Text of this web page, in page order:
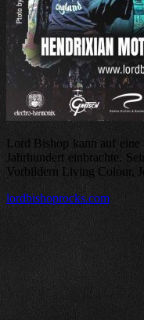
Lord Bishop kann auf
Jahrhundert einbrachte.
Vorbildern Living Colour,
lordbishoprocks.com